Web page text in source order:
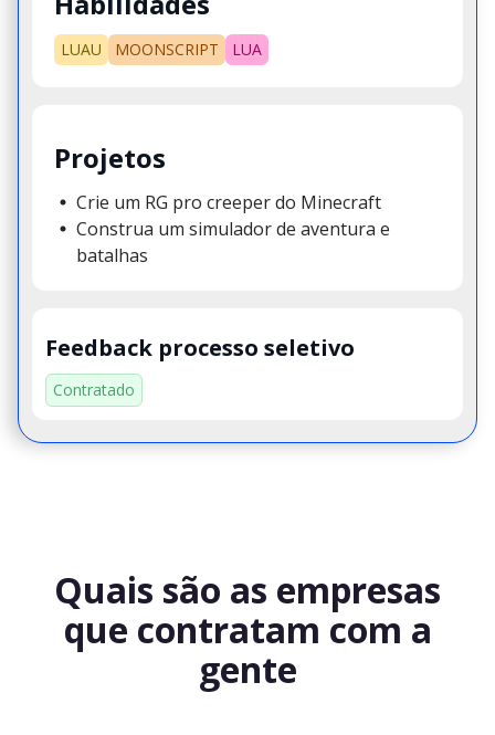
LUAU MOONSCRIPT LUA
Projetos
Crie um RG pro creeper do Minecraft
Construa um simulador de aventura e
batalhas
Feedback processo seletivo
Contratado
Quais são as empresas
que contratam com a
gente